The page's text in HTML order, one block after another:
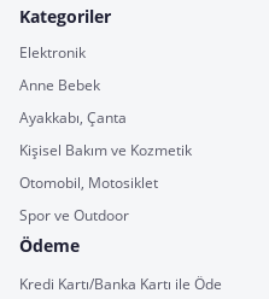
Kategoriler
Elektronik
Anne Bebek
Ayakkabı, Çanta
Kişisel Bakım ve Kozmetik
Otomobil, Motosiklet
Spor ve Outdoor
Ödeme
Kredi Kartı/Banka Kartı ile Öde